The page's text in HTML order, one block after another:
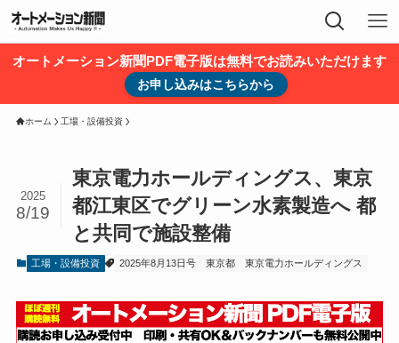
オートメーション新聞PDF電子版は無料でお読みいただけます
お申し込みはこちらから
ホーム 工場・設備投資
東京電力ホールディングス、東京
都江東区でグリーン水素製造へ 都
と共同で施設整備
2025
8/19
工場・設備投資 2025年8月13日号 東京都 東京電力ホールディングス